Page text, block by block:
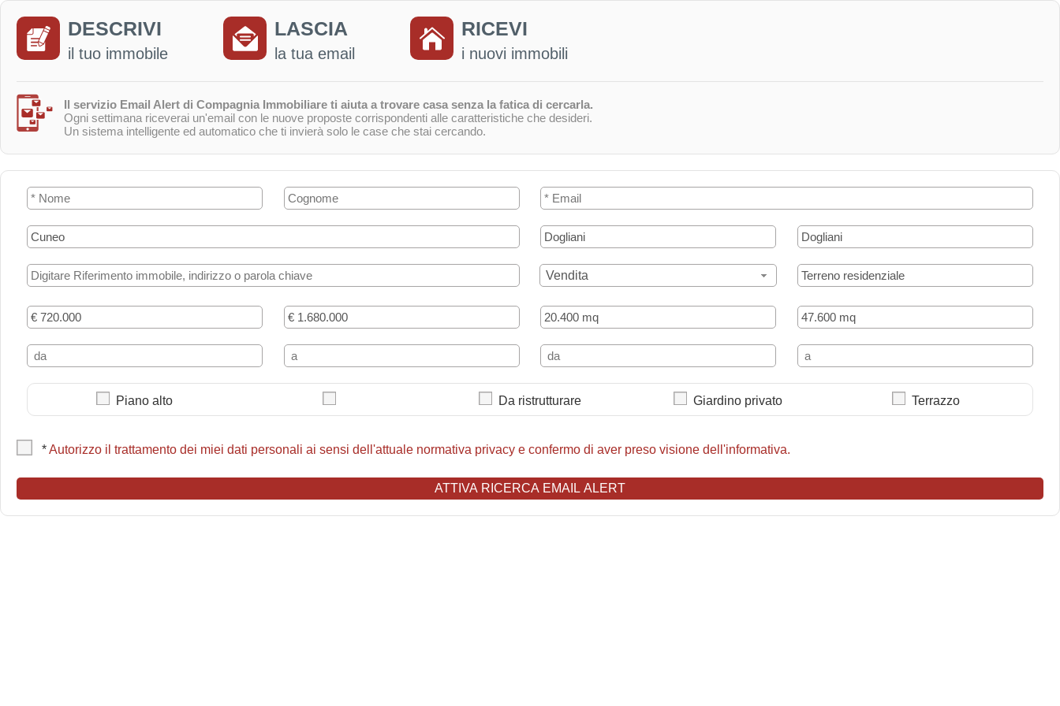
DESCRIVI
il tuo immobile
LASCIA
la tua email
RICEVI
i nuovi immobili
Il servizio Email Alert di Compagnia Immobiliare ti aiuta a trovare casa senza la fatica di cercarla.
Ogni settimana riceverai un'email con le nuove proposte corrispondenti alle caratteristiche che desideri.
Un sistema intelligente ed automatico che ti invierà solo le case che stai cercando.
Vendita
Piano alto Da ristrutturare Giardino privato Terrazzo
*Autorizzo il trattamento dei miei dati personali ai sensi dell'attuale normativa privacy e confermo di aver preso visione dell'informativa.